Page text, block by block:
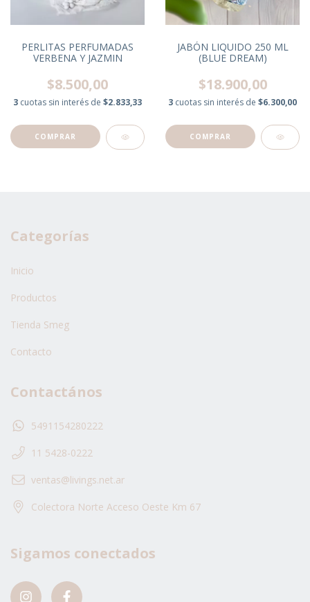
PERLITAS PERFUMADAS
VERBENA Y JAZMIN
$8.500,00
3 cuotas sin interés de $2.833,33
JABÓN LIQUIDO 250 ML
(BLUE DREAM)
$18.900,00
3 cuotas sin interés de $6.300,00
Categorías
Inicio
Productos
Tienda Smeg
Contacto
Contactános
5491154280222
11 5428-0222
ventas@livings.net.ar
Colectora Norte Acceso Oeste Km 67
Sigamos conectados